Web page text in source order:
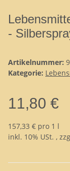
-
Artikelnummer:
Kategorie:
11,80 €
157,33 € pro 1 l
inkl. 10% USt. ,